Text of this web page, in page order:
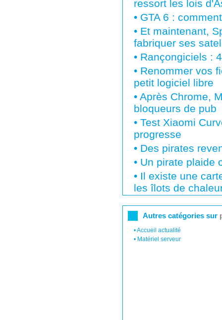
ressort les lois
• GTA 6 :
• Et maintenant,
fabriquer ses
• Rançongiciels :
• Renommer vos
petit logiciel libre
• Après Chrome,
bloqueurs de pub
• Test Xiaomi
progresse
• Des pirates
• Un pirate plaide
• Il existe une
les îlots de
Autres catégories sur
•Accueil actualité
• Matériel serveur